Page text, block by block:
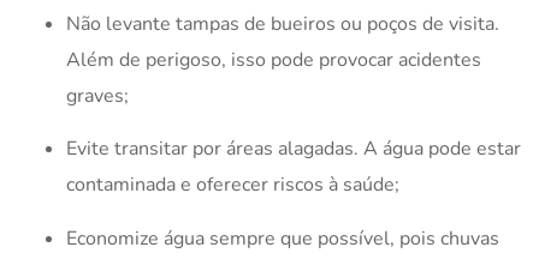
Não levante tampas de bueiros ou poços de visita.
Além de perigoso, isso pode provocar acidentes
graves;
Evite transitar por áreas alagadas. A água pode estar
contaminada e oferecer riscos à saúde;
Economize água sempre que possível, pois chuvas